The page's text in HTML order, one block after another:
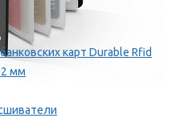
карт Durable Rfid
мм